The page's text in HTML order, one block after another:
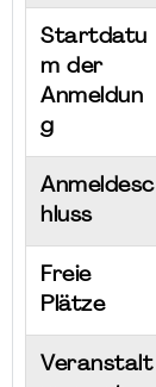
Startdatu
m der
Anmeldun
g
Anmeldesc
hluss
Freie
Plätze
Veranstalt